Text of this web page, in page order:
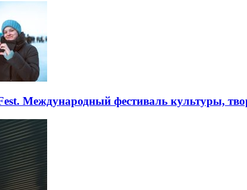
Международный фестиваль культуры,